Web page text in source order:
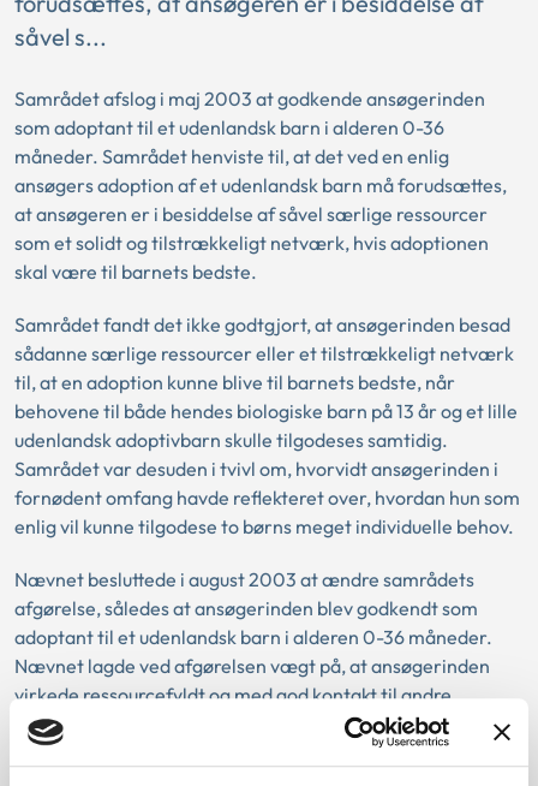
såvel s...
Samrådet afslog i maj 2003 at godkende ansøgerinden
som adoptant til et udenlandsk barn i alderen 0-36
måneder. Samrådet henviste til, at det ved en enlig
ansøgers adoption af et udenlandsk barn må forudsættes,
at ansøgeren er i besiddelse af såvel særlige ressourcer
som et solidt og tilstrækkeligt netværk, hvis adoptionen
skal være til barnets bedste.
Samrådet fandt det ikke godtgjort, at ansøgerinden besad
sådanne særlige ressourcer eller et tilstrækkeligt netværk
til, at en adoption kunne blive til barnets bedste, når
behovene til både hendes biologiske barn på 13 år og et lille
udenlandsk adoptivbarn skulle tilgodeses samtidig.
Samrådet var desuden i tvivl om, hvorvidt ansøgerinden i
fornødent omfang havde reflekteret over, hvordan hun som
enlig vil kunne tilgodese to børns meget individuelle behov.
Nævnet besluttede i august 2003 at ændre samrådets
afgørelse, således at ansøgerinden blev godkendt som
adoptant til et udenlandsk barn i alderen 0-36 måneder.
Nævnet lagde ved afgørelsen vægt på, at ansøgerinden
virkede ressourcefyldt og med god kontakt til andre.
Nævnet fandt desuden, at ansøgerinden forekom
velovervejet omkring de problemstillinger, der kunne følge